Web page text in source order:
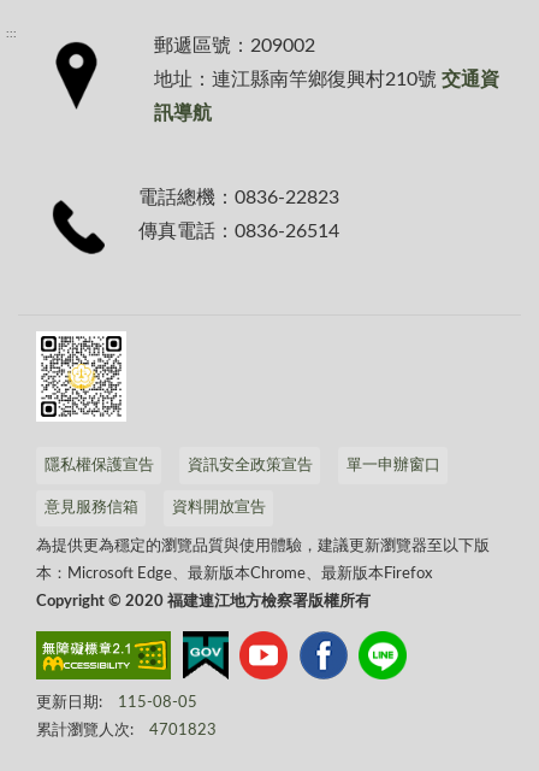
:::
郵遞區號：209002
地址：連江縣南竿鄉復興村210號 交通資
訊導航
電話總機：0836-22823
傳真電話：0836-26514
隱私權保護宣告 資訊安全政策宣告 單一申辦窗口
意見服務信箱 資料開放宣告
為提供更為穩定的瀏覽品質與使用體驗，建議更新瀏覽器至以下版
本：Microsoft Edge、最新版本Chrome、最新版本Firefox
Copyright © 2020 福建連江地方檢察署版權所有
更新日期:
115-08-05
累計瀏覽人次:
4701823